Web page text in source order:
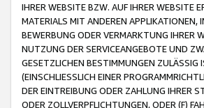
IHRER WEBSITE BZW. AUF IHRER WEBSITE
MATERIALS MIT ANDEREN APPLIKATIONEN,
BEWERBUNG ODER VERMARKTUNG IHRER
NUTZUNG DER SERVICEANGEBOTE UND
GESETZLICHEN BESTIMMUNGEN ZULÄSSIG
(EINSCHLIESSLICH EINER
DER EINTREIBUNG ODER ZAHLUNG IHRER
ODER ZOLLVERPFLICHTUNGEN, ODER (F)